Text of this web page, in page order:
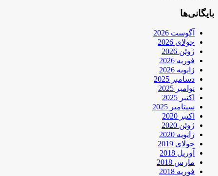
بایگانی‌ها
آگوست 2026
جولای 2026
ژوئن 2026
فوریه 2026
ژانویه 2026
دسامبر 2025
نوامبر 2025
اکتبر 2025
سپتامبر 2025
اکتبر 2020
ژوئن 2020
ژانویه 2020
جولای 2019
آوریل 2018
مارس 2018
فوریه 2018